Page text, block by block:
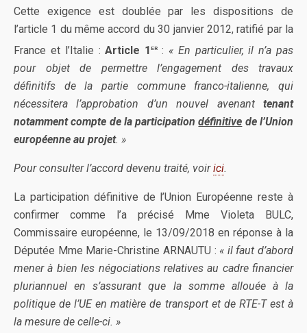
Cette exigence est doublée par les dispositions de
l’article 1 du même accord du 30 janvier 2012, ratifié par la
France et l’Italie :Article 1er: « En particulier, il n’a pas
pour objet de permettre l’engagement des travaux
définitifs de la partie commune franco-italienne, qui
nécessitera l’approbation d’un nouvel avenant tenant
notamment compte de la participationdéfinitive de l’Union
européenne au projet. »
Pour consulter l’accord devenu traité, voirici.
La participation définitive de l’Union Européenne reste à
confirmer comme l’a précisé Mme Violeta BULC,
Commissaire européenne, le 13/09/2018 en réponse à la
Députée Mme Marie-Christine ARNAUTU : « il faut d’abord
mener à bien les négociations relatives au cadre financier
pluriannuel en s’assurant que la somme allouée à la
politique de l’UE en matière de transport et de RTE-T est à
la mesure de celle-ci. »